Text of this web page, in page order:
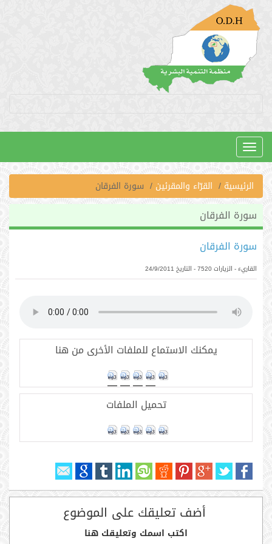
Toggle
navigation
الرئيسية
القرّاء والمقرئين سورة الفرقان
سورة الفرقان
سورة الفرقان
القاريء- الزيارات 7520 - التاريخ 24/9/2011
يمكنك الاستماع للملفات الأخرى من هنا
تحميل الملفات
أضف تعليقك على الموضوع
اكتب اسمك وتعليقك هنا